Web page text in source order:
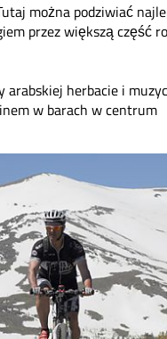
można podziwiać
przez większą część
arabskiej herbacie i
w barach w centrum